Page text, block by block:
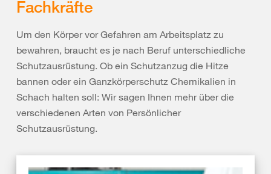
Fachkräfte
Um den Körper vor Gefahren am Arbeitsplatz zu
bewahren, braucht es je nach Beruf unterschiedliche
Schutzausrüstung. Ob ein Schutzanzug die Hitze
bannen oder ein Ganzkörperschutz Chemikalien in
Schach halten soll: Wir sagen Ihnen mehr über die
verschiedenen Arten von Persönlicher
Schutzausrüstung.